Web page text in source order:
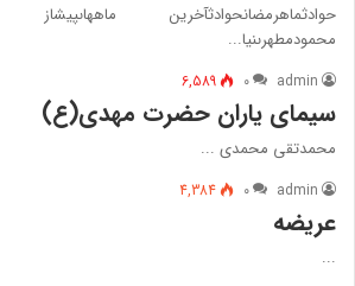
حوادث‏ماه‏رمضان‏حوادث‏آخرين ماه‏هاى‏پيش‏از
محمودمطهرى‏نيا...
admin ۰ 6,589
سیماى یاران حضرت مهدى(ع)
محمدتقى محمدى ...
admin ۰ 4,384
عریضه
...